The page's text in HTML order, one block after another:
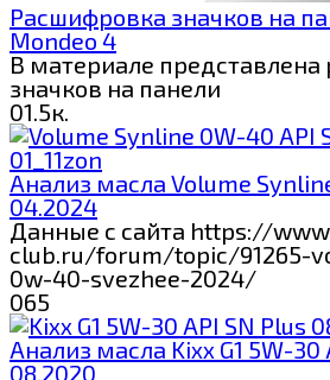
Расшифровка значков на
Mondeo 4
В материале
значков на панели
01.5к.
Анализ масла Volume
04.2024
Данные с сайта https://
club.ru/forum/topic/91265-
0w-40-svezhee-2024/
065
Анализ масла Kixx G1 5W-30
08.2020